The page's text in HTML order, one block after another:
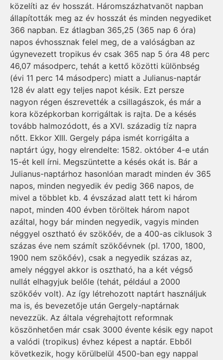
közelíti az év hosszát. Háromszázhatvanöt napban
állapították meg az év hosszát és minden negyediket
366 napban. Ez átlagban 365,25 (365 nap 6 óra)
napos évhossznak felel meg, de a valóságban az
úgynevezett tropikus év csak 365 nap 5 óra 48 perc
46,07 másodperc, tehát a kettő közötti különbség
(évi 11 perc 14 másodperc) miatt a Juli­a­nus-naptár
128 év alatt egy teljes napot késik. Ezt persze
nagyon régen észrevették a csillagászok, és már a
kora középkorban korrigáltak is rajta. De a késés
tovább halmozódott, és a XVI. századig tíz napra
nőtt. Ekkor XIII. Gergely pápa ismét korrigálta a
naptárt úgy, hogy elrendelte: 1582. október 4-e után
15-ét kell írni. Megszüntette a késés okát is. Bár a
Julianus-naptárhoz hasonlóan maradt minden év 365
napos, minden negyedik év pedig 366 napos, de
mivel a többlet kb. 4 évszázad alatt tett ki három
napot, minden 400 évben töröltek három napot
azáltal, hogy bár minden negyedik, vagyis minden
néggyel osztható év szökőév, de a 400-as ciklusok 3
százas éve nem számít szökőévnek (pl. 1700, 1800,
1900 nem szökőév), csak a negyedik százas az,
amely néggyel akkor is osztható, ha a két végső
nullát elhagyjuk belőle (tehát, például a 2000
szökőév volt). Az így létrehozott naptárt használjuk
ma is, és bevezetője után Gergely-naptárnak
nevezzük. Az általa végrehajtott reformnak
köszönhetően már csak 3000 évente késik egy napot
a valódi (tropikus) évhez képest a nap­­tár. Ebből
következik, hogy kö­rülbelül 4500-ban egy nappal